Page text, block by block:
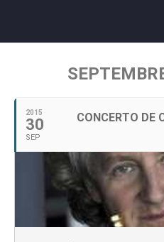
2015
30
SEP
CONCERTO DE